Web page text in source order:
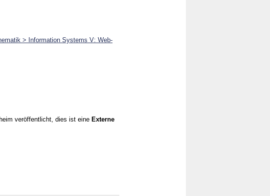
> Information Systems V: Web-
veröffentlicht, dies ist eine Externe